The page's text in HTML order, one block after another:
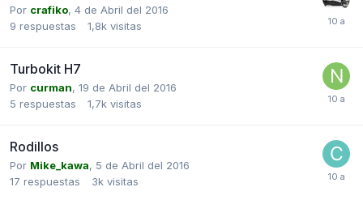
Por crafiko, 4 de Abril del 2016
9 respuestas 1,8k visitas
Turbokit H7
Por curman, 19 de Abril del 2016
5 respuestas 1,7k visitas
Rodillos
Por Mike_kawa, 5 de Abril del 2016
17 respuestas 3k visitas